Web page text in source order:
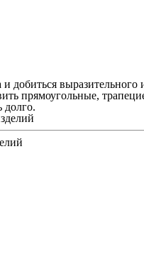
и добиться
прямоугольные,
долго.